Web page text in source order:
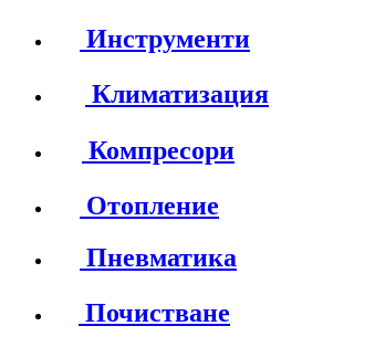
Инструменти
Климатизация
Компресори
Отопление
Пневматика
Почистване